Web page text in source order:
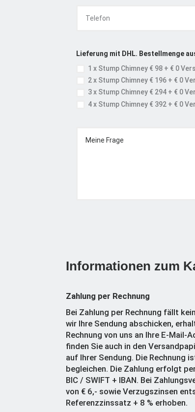
Lieferung mit DHL. Bestellmenge
1 x Stump Chimney € 98 + € 0
2 x Stump Chimney € 196 + € 0
3 x Stump Chimney € 294 + € 0
4 x Stump Chimney € 392 + € 0
Informationen zum
Zahlung per Rechnung
Bei Zahlung per Rechnung fällt
wir Ihre Sendung abschicken,
Rechnung von uns an Ihre E-Mail-
finden Sie auch in den
auf Ihrer Sendung. Die Rechnung
begleichen. Die Zahlung erfolgt
BIC / SWIFT + IBAN. Bei
von € 6,- sowie Verzugszinsen
Referenzzinssatz + 8 % erhoben.